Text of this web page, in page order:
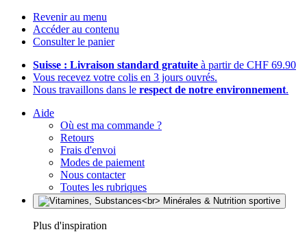
Revenir au menu
Accéder au contenu
Consulter le panier
Suisse : Livraison standard gratuite à partir de CHF 69.90
Vous recevez votre colis en 3 jours ouvrés.
Nous travaillons dans le respect de notre environnement.
Aide
Où est ma commande ?
Retours
Frais d'envoi
Modes de paiement
Nous contacter
Toutes les rubriques
Plus d'inspiration